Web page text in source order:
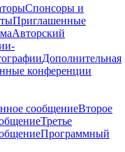
Спонсоры и
Приглашенные
Авторский
Дополнительная
конференции
сообщениеВторое
Третье
Программный